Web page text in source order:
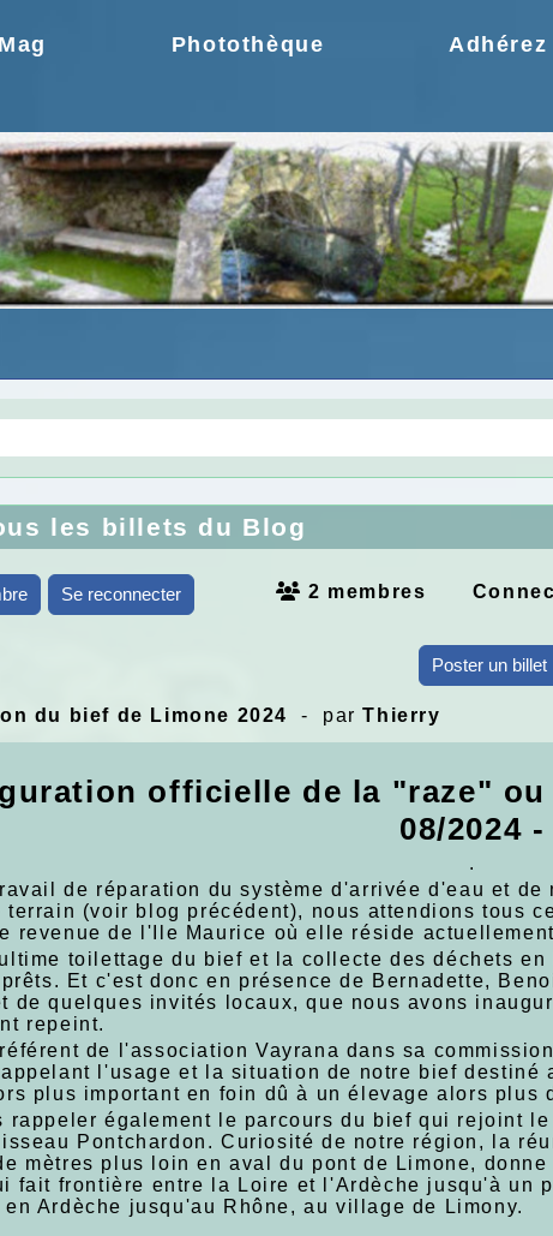
Photothèque Adhérez
les billets du Blog
Se reconnecter 2 membres
Poster un billet
du bief de Limone 2024 - parThierry
officielle de la "raze"
08/2024 -
.
de réparation du système d'arrivée d'eau et
terrain (voir blog précédent), nous attendions tous
revenue de l'Ile Maurice où elle réside
toilettage du bief et la collecte des déchets
Et c'est donc en présence de Bernadette,
de quelques invités locaux, que nous avons
repeint.
de l'association Vayrana dans sa commission
l'usage et la situation de notre bief destiné
plus important en foin dû à un élevage alors plus
également le parcours du bief qui rejoint
Pontchardon. Curiosité de notre région, la
mètres plus loin en aval du pont de Limone,
fait frontière entre la Loire et l'Ardèche jusqu'à un
en Ardèche jusqu'au Rhône, au village de Limony.